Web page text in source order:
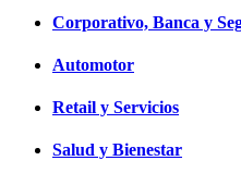
Corporativo, Banca y
Automotor
Retail y Servicios
Salud y Bienestar